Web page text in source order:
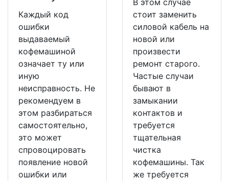
Каждый код
ошибки
выдаваемый
кофемашиной
означает ту или
иную
неисправность. Не
рекомендуем в
этом разбираться
самостоятельно,
это может
спровоцировать
появление новой
ошибки или
В этом случае
стоит заменить
силовой кабель на
новой или
произвести
ремонт старого.
Частые случаи
бывают в
замыкании
контактов и
требуется
тщательная
чистка
кофемашины. Так
же требуется